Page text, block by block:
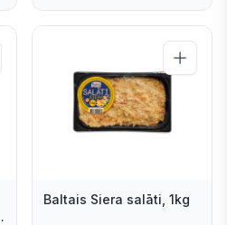
Baltais Siera salāti, 1kg